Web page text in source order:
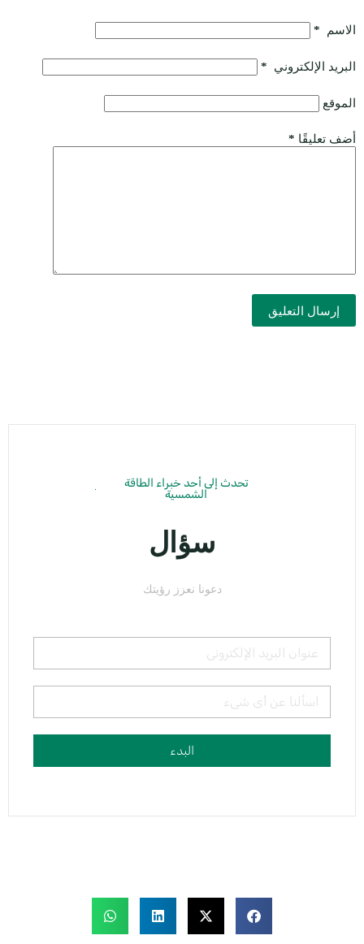
الاسم *
البريد الإلكتروني *
الموقع
أضف تعليقًا *
إرسال التعليق
تحدث إلى أحد خبراء الطاقة
الشمسية
سؤال
دعونا نعزز رؤيتك
البدء